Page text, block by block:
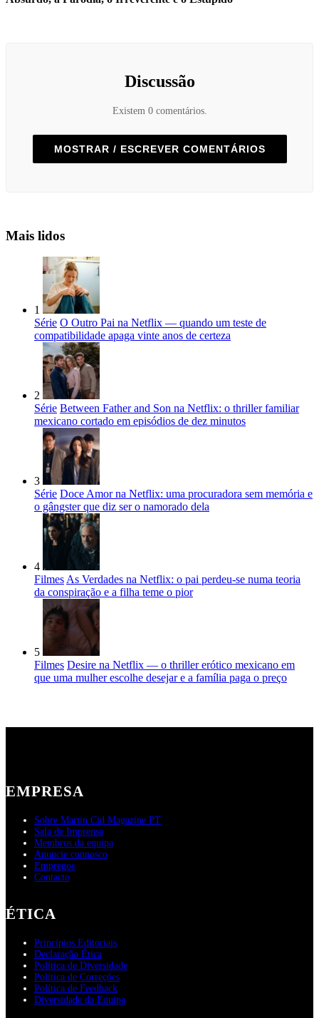
Discussão
Existem 0 comentários.
MOSTRAR / ESCREVER COMENTÁRIOS
Mais lidos
1
Série O Outro Pai na Netflix — quando um teste de
compatibilidade apaga vinte anos de certeza
2
Série Between Father and Son na Netflix: o thriller familiar
mexicano cortado em episódios de dez minutos
3
Série Doce Amor na Netflix: uma procuradora sem memória e
o gângster que diz ser o namorado dela
4
Filmes As Verdades na Netflix: o pai perdeu-se numa teoria
da conspiração e a filha teme o pior
5
Filmes Desire na Netflix — o thriller erótico mexicano em
que uma mulher escolhe desejar e a família paga o preço
EMPRESA
Sobre Martin Cid Magazine PT
Sala de Imprensa
Membros da equipa
Anuncie connosco
Empregos
Contacto
ÉTICA
Princípios Editoriais
Declaração Ética
Política de Diversidade
Política de Correções
Política de Feedback
Diversidade da Equipa